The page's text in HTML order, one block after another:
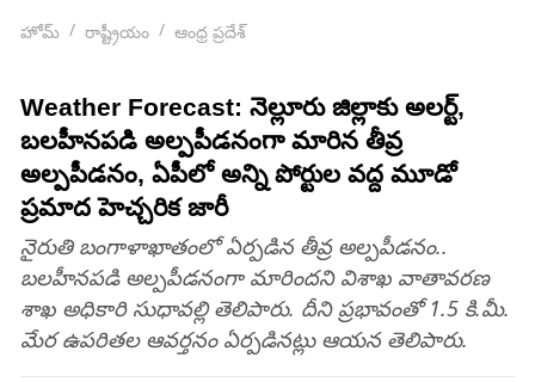
హోమ్ రాష్ట్రీయం ఆంధ్ర ప్రదేశ్
Weather Forecast: నెల్లూరు జిల్లాకు అలర్ట్,
బలహీనపడి అల్పపీడనంగా మారిన తీవ్ర
అల్పపీడనం, ఏపీలో అన్ని పోర్టుల వద్ద మూడో
ప్రమాద హెచ్చరిక జారీ
నైరుతి బంగాళాఖాతంలో ఏర్పడిన తీవ్ర అల్పపీడనం..
బలహీనపడి అల్పపీడనంగా మారిందని విశాఖ వాతావరణ
శాఖ అధికారి సుధావల్లి తెలిపారు. దీని ప్రభావంతో 1.5 కి.మీ.
మేర ఉపరితల ఆవర్తనం ఏర్పడినట్లు ఆయన తెలిపారు.